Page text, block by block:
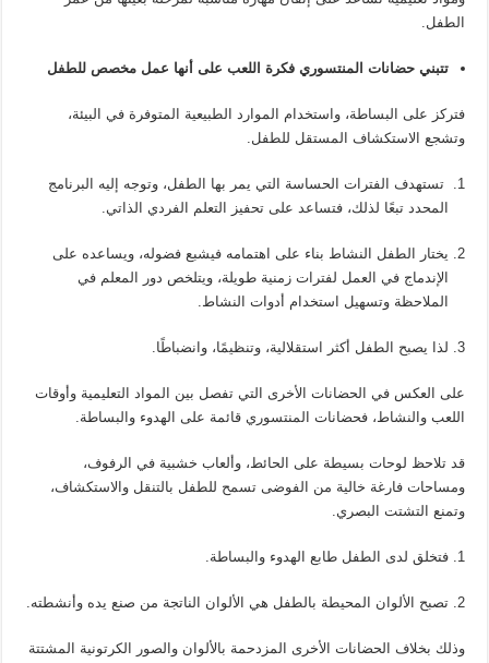
الطفل.
تتبني حضانات المنتسوري فكرة اللعب على أنها عمل مخصص للطفل
فتركز على البساطة، واستخدام الموارد الطبيعية المتوفرة في البيئة،
وتشجع الاستكشاف المستقل للطفل.
تستهدف الفترات الحساسة التي يمر بها الطفل، وتوجه إليه البرنامج
المحدد تبعًا لذلك، فتساعد على تحفيز التعلم الفردي الذاتي.
يختار الطفل النشاط بناء على اهتمامه فيشبع فضوله، ويساعده على
الإندماج في العمل لفترات زمنية طويلة، ويتلخص دور المعلم في
الملاحظة وتسهيل استخدام أدوات النشاط.
لذا يصبح الطفل أكثر استقلالية، وتنظيمًا، وانضباطًا.
على العكس في الحضانات الأخرى التي تفصل بين المواد التعليمية وأوقات
اللعب والنشاط، فحضانات المنتسوري قائمة على الهدوء والبساطة.
قد تلاحظ لوحات بسيطة على الحائط، وألعاب خشبية في الرفوف،
ومساحات فارغة خالية من الفوضى تسمح للطفل بالتنقل والاستكشاف،
وتمنع التشتت البصري.
فتخلق لدى الطفل طابع الهدوء والبساطة.
تصبح الألوان المحيطة بالطفل هي الألوان الناتجة من صنع يده وأنشطته.
وذلك بخلاف الحضانات الأخرى المزدحمة بالألوان والصور الكرتونية المشتتة